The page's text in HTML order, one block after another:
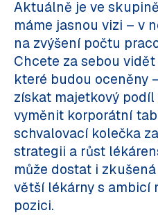
Aktuálně je ve
máme jasnou vizi – v
na zvýšení počtu
Chcete za sebou
které budou oceněny
získat majetkový
vyměnit korporátní
schvalovací kolečka
strategii a růst
může dostat i
větší lékárny s ambicí
pozici.